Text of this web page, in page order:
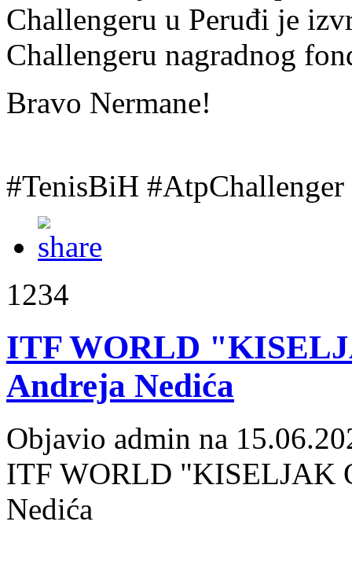
Challengeru u Peruđi je
Challengeru nagradnog
Bravo Nermane!
#TenisBiH
1234
ITF WORLD
Andreja Nedića
Objavio admin na
ITF WORLD "KISELJAK
Nedića